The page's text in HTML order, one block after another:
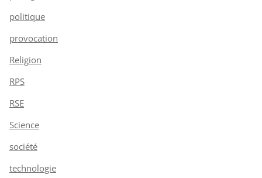
politique
provocation
Religion
RPS
RSE
Science
société
technologie